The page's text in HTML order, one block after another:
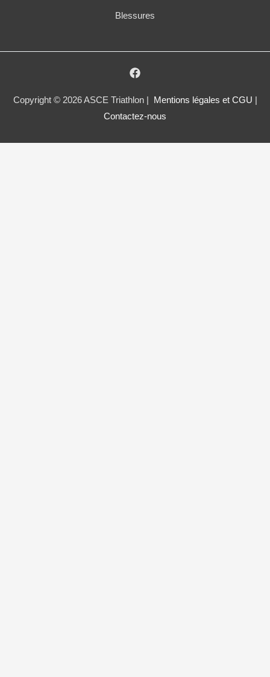
Blessures
Copyright © 2026 ASCE Triathlon | Mentions légales et CGU
Contactez-nous